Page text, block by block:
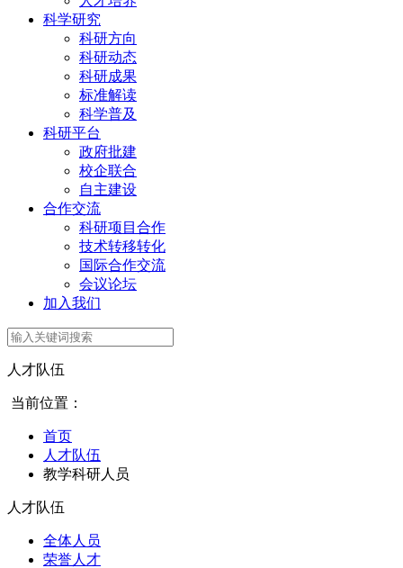
科学研究
科研方向
科研动态
科研成果
标准解读
科学普及
科研平台
政府批建
校企联合
自主建设
合作交流
科研项目合作
技术转移转化
国际合作交流
会议论坛
加入我们
人才队伍
当前位置：
首页
人才队伍
教学科研人员
人才队伍
全体人员
荣誉人才